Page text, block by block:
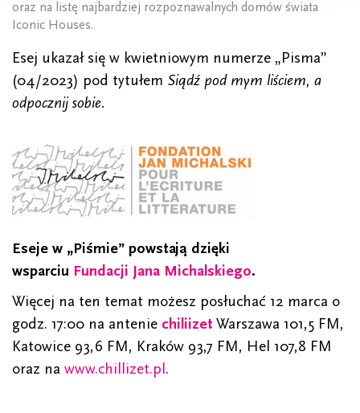
oraz na listę najbardziej rozpoznawalnych domów świata
Iconic Houses.
Esej ukazał się w kwietniowym numerze „Pisma”
(04/2023) pod tytułem Siądź pod mym liściem, a
odpocznij sobie.
Eseje w „Piśmie” powstają dzięki
wsparciu Fundacji Jana Michalskiego.
Więcej na ten temat możesz posłuchać 12 marca o
godz. 17:00 na antenie chiliizetWarszawa 101,5 FM,
Katowice 93,6 FM, Kraków 93,7 FM, Hel 107,8 FM
oraz na www.chillizet.pl.